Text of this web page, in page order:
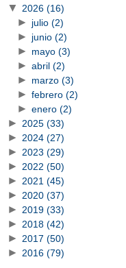
▼ 2026 (16)
► julio (2)
► junio (2)
► mayo (3)
► abril (2)
► marzo (3)
► febrero (2)
► enero (2)
► 2025 (33)
► 2024 (27)
► 2023 (29)
► 2022 (50)
► 2021 (45)
► 2020 (37)
► 2019 (33)
► 2018 (42)
► 2017 (50)
► 2016 (79)